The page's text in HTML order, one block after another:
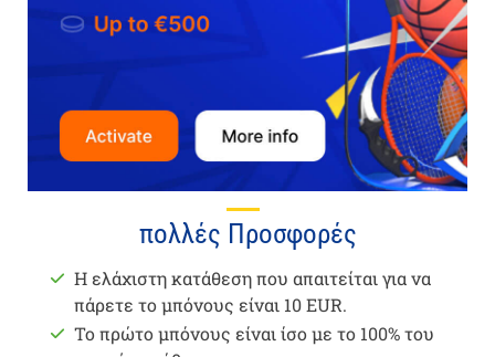
πολλές Προσφορές
Η ελάχιστη κατάθεση που απαιτείται για να
πάρετε το μπόνους είναι 10 EUR.
Το πρώτο μπόνους είναι ίσο με το 100% του